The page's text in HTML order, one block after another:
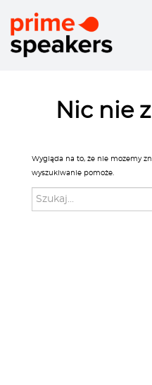
Nic nie
Wygląda na to, że nie mozemy
wyszukiwanie pomoże.
Szukaj: